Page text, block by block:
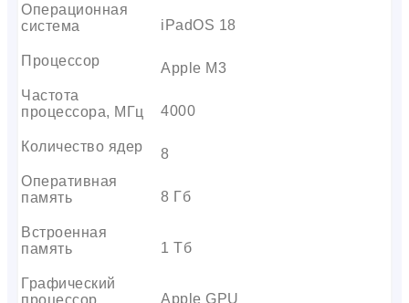
Операционная
система
iPadOS 18
Процессор
Apple M3
Частота
процессора, МГц
4000
Количество ядер
8
Оперативная
память
8 Гб
Встроенная
память
1 Тб
Графический
процессор
Apple GPU